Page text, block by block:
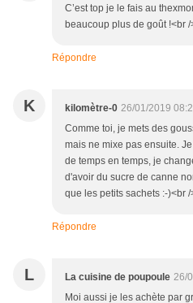
C’est top je le fais au
beaucoup plus de goût !<br
Répondre
K kilomètre-0 26/01/2019
Comme toi, je mets des
mais ne mixe pas ensuite.
de temps en temps, je
d'avoir du sucre de canne
que les petits sachets :-)<br
Répondre
L La cuisine de poupoule 26/
Moi aussi je les achète par